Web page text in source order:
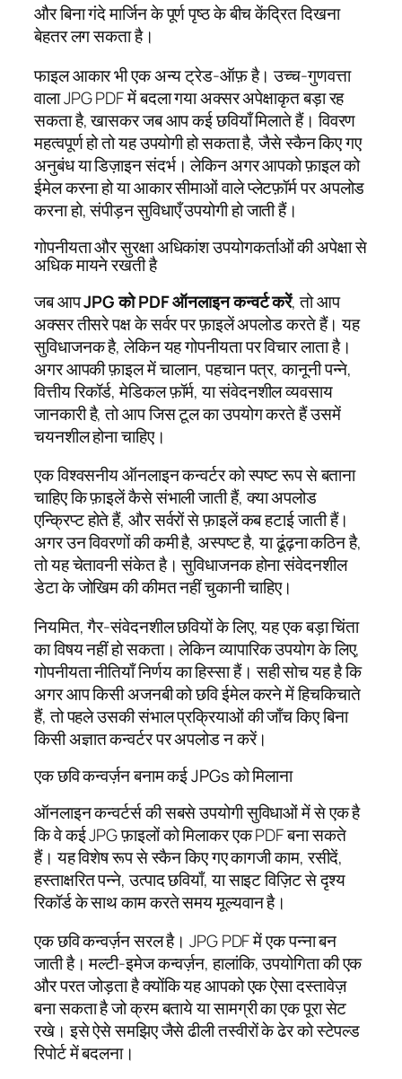
और बिना गंदे मार्जिन के पूर्ण पृष्ठ के बीच केंद्रित दिखना
बेहतर लग सकता है।
फाइल आकार भी एक अन्य ट्रेड-ऑफ़ है। उच्च-गुणवत्ता
वाला JPG PDF में बदला गया अक्सर अपेक्षाकृत बड़ा रह
सकता है, खासकर जब आप कई छवियाँ मिलाते हैं। विवरण
महत्वपूर्ण हो तो यह उपयोगी हो सकता है, जैसे स्कैन किए गए
अनुबंध या डिज़ाइन संदर्भ। लेकिन अगर आपको फ़ाइल को
ईमेल करना हो या आकार सीमाओं वाले प्लेटफ़ॉर्म पर अपलोड
करना हो, संपीड़न सुविधाएँ उपयोगी हो जाती हैं।
गोपनीयता और सुरक्षा अधिकांश उपयोगकर्ताओं की अपेक्षा से
अधिक मायने रखती है
जब आपJPG को PDF ऑनलाइन कन्वर्ट करें, तो आप
अक्सर तीसरे पक्ष के सर्वर पर फ़ाइलें अपलोड करते हैं। यह
सुविधाजनक है, लेकिन यह गोपनीयता पर विचार लाता है।
अगर आपकी फ़ाइल में चालान, पहचान पत्र, कानूनी पन्ने,
वित्तीय रिकॉर्ड, मेडिकल फ़ॉर्म, या संवेदनशील व्यवसाय
जानकारी है, तो आप जिस टूल का उपयोग करते हैं उसमें
चयनशील होना चाहिए।
एक विश्वसनीय ऑनलाइन कन्वर्टर को स्पष्ट रूप से बताना
चाहिए कि फ़ाइलें कैसे संभाली जाती हैं, क्या अपलोड
एन्क्रिप्ट होते हैं, और सर्वरों से फ़ाइलें कब हटाई जाती हैं।
अगर उन विवरणों की कमी है, अस्पष्ट है, या ढूंढ़ना कठिन है,
तो यह चेतावनी संकेत है। सुविधाजनक होना संवेदनशील
डेटा के जोखिम की कीमत नहीं चुकानी चाहिए।
नियमित, गैर-संवेदनशील छवियों के लिए, यह एक बड़ा चिंता
का विषय नहीं हो सकता। लेकिन व्यापारिक उपयोग के लिए,
गोपनीयता नीतियाँ निर्णय का हिस्सा हैं। सही सोच यह है कि
अगर आप किसी अजनबी को छवि ईमेल करने में हिचकिचाते
हैं, तो पहले उसकी संभाल प्रक्रियाओं की जाँच किए बिना
किसी अज्ञात कन्वर्टर पर अपलोड न करें।
एक छवि कन्वर्ज़न बनाम कई JPGs को मिलाना
ऑनलाइन कन्वर्टर्स की सबसे उपयोगी सुविधाओं में से एक है
कि वे कई JPG फ़ाइलों को मिलाकर एक PDF बना सकते
हैं। यह विशेष रूप से स्कैन किए गए कागजी काम, रसीदें,
हस्ताक्षरित पन्ने, उत्पाद छवियाँ, या साइट विज़िट से दृश्य
रिकॉर्ड के साथ काम करते समय मूल्यवान है।
एक छवि कन्वर्ज़न सरल है। JPG PDF में एक पन्ना बन
जाती है। मल्टी-इमेज कन्वर्ज़न, हालांकि, उपयोगिता की एक
और परत जोड़ता है क्योंकि यह आपको एक ऐसा दस्तावेज़
बना सकता है जो क्रम बताये या सामग्री का एक पूरा सेट
रखे। इसे ऐसे समझिए जैसे ढीली तस्वीरों के ढेर को स्टेपल्ड
रिपोर्ट में बदलना।